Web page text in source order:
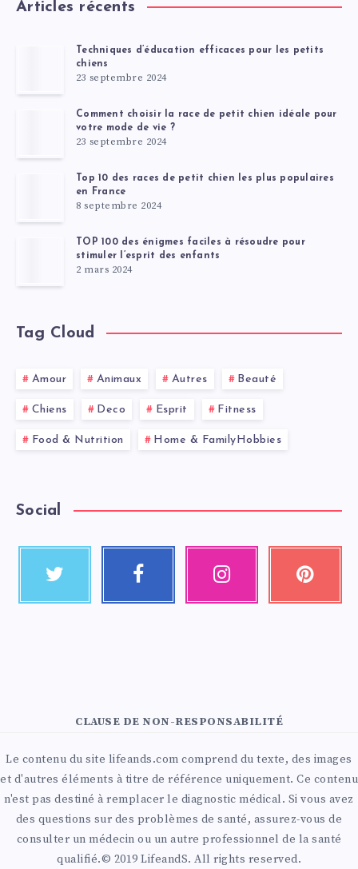
Articles récents
Techniques d’éducation efficaces pour les petits
chiens
23 septembre 2024
Comment choisir la race de petit chien idéale pour
votre mode de vie ?
23 septembre 2024
Top 10 des races de petit chien les plus populaires
en France
8 septembre 2024
TOP 100 des énigmes faciles à résoudre pour
stimuler l’esprit des enfants
2 mars 2024
Tag Cloud
Amour Animaux Autres Beauté
Chiens Deco Esprit Fitness
Food & Nutrition Home & FamilyHobbies
Social
CLAUSE DE NON-RESPONSABILITÉ
Le contenu du site lifeands.com comprend du texte, des images
et d'autres éléments à titre de référence uniquement. Ce contenu
n'est pas destiné à remplacer le diagnostic médical. Si vous avez
des questions sur des problèmes de santé, assurez-vous de
consulter un médecin ou un autre professionnel de la santé
qualifié.© 2019 LifeandS. All rights reserved.